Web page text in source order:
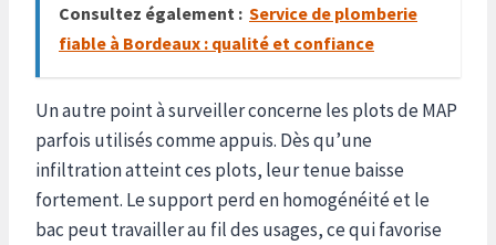
Consultez également : Service de plomberie
fiable à Bordeaux : qualité et confiance
Un autre point à surveiller concerne les plots de MAP
parfois utilisés comme appuis. Dès qu’une
infiltration atteint ces plots, leur tenue baisse
fortement. Le support perd en homogénéité et le
bac peut travailler au fil des usages, ce qui favorise